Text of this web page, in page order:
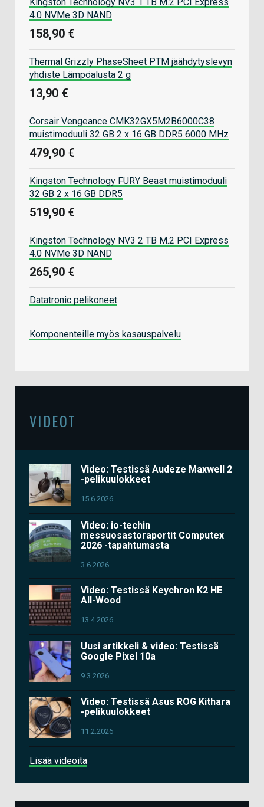
Kingston Technology NV3 1 TB M.2 PCI Express
4.0 NVMe 3D NAND
158,90 €
Thermal Grizzly PhaseSheet PTM jäähdytyslevyn
yhdiste Lämpöalusta 2 g
13,90 €
Corsair Vengeance CMK32GX5M2B6000C38
muistimoduuli 32 GB 2 x 16 GB DDR5 6000 MHz
479,90 €
Kingston Technology FURY Beast muistimoduuli
32 GB 2 x 16 GB DDR5
519,90 €
Kingston Technology NV3 2 TB M.2 PCI Express
4.0 NVMe 3D NAND
265,90 €
Datatronic pelikoneet
Komponenteille myös kasauspalvelu
VIDEOT
Video: Testissä Audeze Maxwell 2
-pelikuulokkeet
15.6.2026
Video: io-techin
messuosastoraportit Computex
2026 -tapahtumasta
3.6.2026
Video: Testissä Keychron K2 HE
All-Wood
13.4.2026
Uusi artikkeli & video: Testissä
Google Pixel 10a
9.3.2026
Video: Testissä Asus ROG Kithara
-pelikuulokkeet
11.2.2026
Lisää videoita